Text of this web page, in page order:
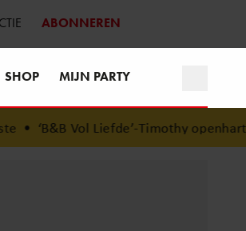
ABONNEREN
SHOP MIJN PARTY
‘B&B Vol Liefde’-Timothy openhartig